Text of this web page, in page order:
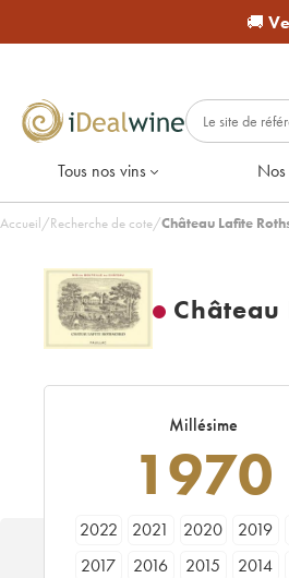
🚚
Tous nos vins
Accueil/Recherche de cote/Château Lafite
Millésime
1970
2022 2021 2020 2019
2017
2016 2015 2014